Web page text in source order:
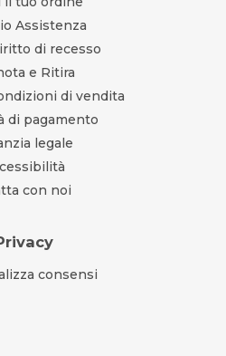
Assistenza
di recesso
e Ritira
di vendita
di pagamento
legale
con noi
consensi